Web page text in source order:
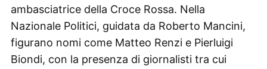
ambasciatrice della Croce Rossa. Nella
Nazionale Politici, guidata da Roberto Mancini,
figurano nomi come Matteo Renzi e Pierluigi
Biondi, con la presenza di giornalisti tra cui